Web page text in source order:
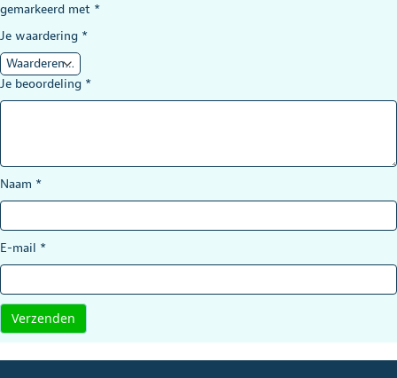
gemarkeerd met *
Je waardering *
Je beoordeling *
Naam *
E-mail *